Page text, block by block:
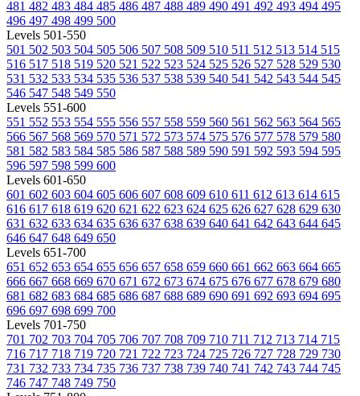
481 482 483 484 485 486 487 488 489 490 491 492 493 494 495
496 497 498 499 500
Levels 501-550
501 502 503 504 505 506 507 508 509 510 511 512 513 514 515
516 517 518 519 520 521 522 523 524 525 526 527 528 529 530
531 532 533 534 535 536 537 538 539 540 541 542 543 544 545
546 547 548 549 550
Levels 551-600
551 552 553 554 555 556 557 558 559 560 561 562 563 564 565
566 567 568 569 570 571 572 573 574 575 576 577 578 579 580
581 582 583 584 585 586 587 588 589 590 591 592 593 594 595
596 597 598 599 600
Levels 601-650
601 602 603 604 605 606 607 608 609 610 611 612 613 614 615
616 617 618 619 620 621 622 623 624 625 626 627 628 629 630
631 632 633 634 635 636 637 638 639 640 641 642 643 644 645
646 647 648 649 650
Levels 651-700
651 652 653 654 655 656 657 658 659 660 661 662 663 664 665
666 667 668 669 670 671 672 673 674 675 676 677 678 679 680
681 682 683 684 685 686 687 688 689 690 691 692 693 694 695
696 697 698 699 700
Levels 701-750
701 702 703 704 705 706 707 708 709 710 711 712 713 714 715
716 717 718 719 720 721 722 723 724 725 726 727 728 729 730
731 732 733 734 735 736 737 738 739 740 741 742 743 744 745
746 747 748 749 750